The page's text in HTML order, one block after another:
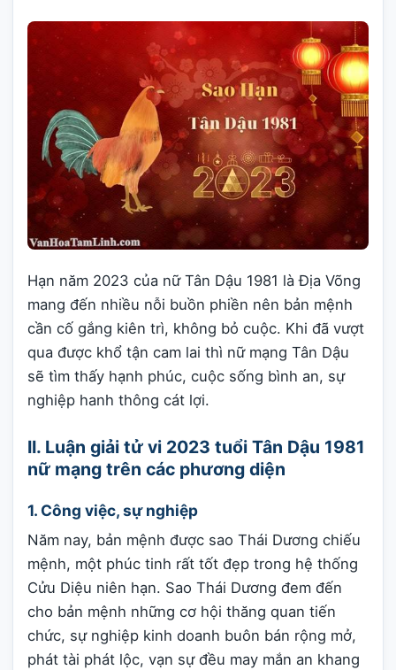
Hạn năm 2023 của nữ Tân Dậu 1981 là Địa Võng
mang đến nhiều nỗi buồn phiền nên bản mệnh
cần cố gắng kiên trì, không bỏ cuộc. Khi đã vượt
qua được khổ tận cam lai thì nữ mạng Tân Dậu
sẽ tìm thấy hạnh phúc, cuộc sống bình an, sự
nghiệp hanh thông cát lợi.
II. Luận giải tử vi 2023 tuổi Tân Dậu 1981
nữ mạng trên các phương diện
1. Công việc, sự nghiệp
Năm nay, bản mệnh được sao Thái Dương chiếu
mệnh, một phúc tinh rất tốt đẹp trong hệ thống
Cửu Diệu niên hạn. Sao Thái Dương đem đến
cho bản mệnh những cơ hội thăng quan tiến
chức, sự nghiệp kinh doanh buôn bán rộng mở,
phát tài phát lộc, vạn sự đều may mắn an khang